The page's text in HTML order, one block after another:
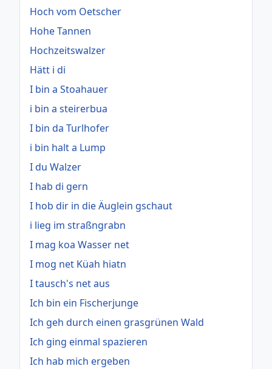
Hoch vom Oetscher
Hohe Tannen
Hochzeitswalzer
Hätt i di
I bin a Stoahauer
i bin a steirerbua
I bin da Turlhofer
i bin halt a Lump
I du Walzer
I hab di gern
I hob dir in die Äuglein gschaut
i lieg im straßngrabn
I mag koa Wasser net
I mog net Küah hiatn
I tausch's net aus
Ich bin ein Fischerjunge
Ich geh durch einen grasgrünen Wald
Ich ging einmal spazieren
Ich hab mich ergeben